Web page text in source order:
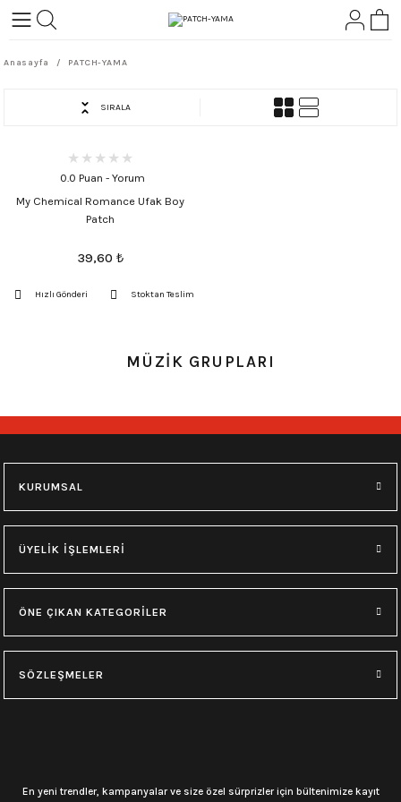
Geri Dön
ROCK
Geri Dön
Anasayfa PATCH-YAMA
SIRALA
0.0 Puan - Yorum
My Chemical Romance Ufak Boy
Patch
39,60 ₺
Hızlı Gönderi Stoktan Teslim
MÜZİK GRUPLARI
KURUMSAL
ÜYELİK İŞLEMLERİ
ÖNE ÇIKAN KATEGORİLER
SÖZLEŞMELER
En yeni trendler, kampanyalar ve size özel sürprizler için bültenimize kayıt